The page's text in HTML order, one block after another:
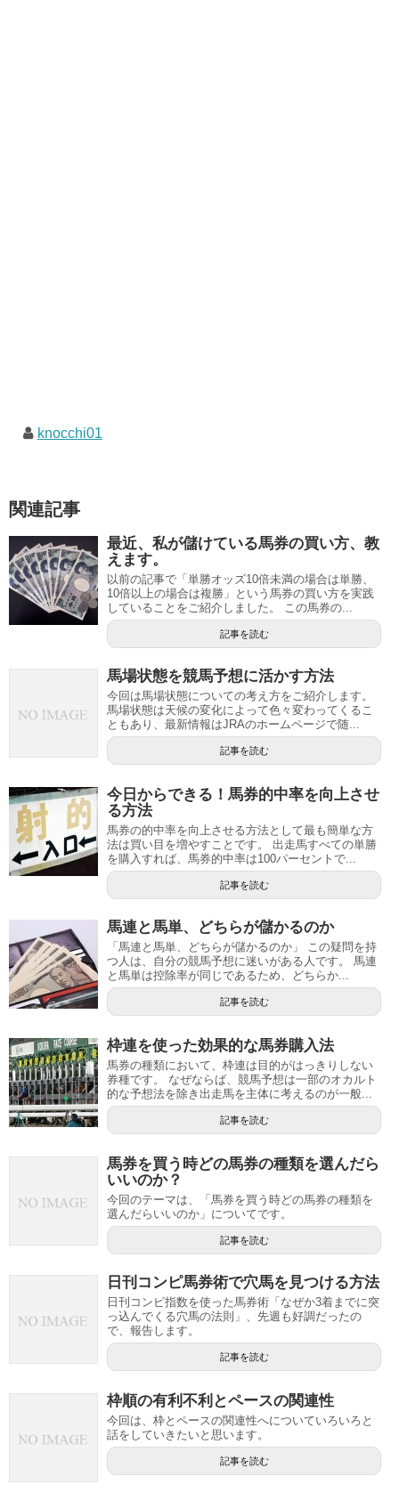
knocchi01
関連記事
最近、私が儲けている馬券の買い方、教
えます。
以前の記事で「単勝オッズ10倍未満の場合は単勝、
10倍以上の場合は複勝」という馬券の買い方を実践
していることをご紹介しました。 この馬券の...
記事を読む
馬場状態を競馬予想に活かす方法
今回は馬場状態についての考え方をご紹介します。
馬場状態は天候の変化によって色々変わってくるこ
ともあり、最新情報はJRAのホームページで随...
記事を読む
今日からできる！馬券的中率を向上させ
る方法
馬券の的中率を向上させる方法として最も簡単な方
法は買い目を増やすことです。 出走馬すべての単勝
を購入すれば、馬券的中率は100パーセントで...
記事を読む
馬連と馬単、どちらが儲かるのか
「馬連と馬単、どちらが儲かるのか」 この疑問を持
つ人は、自分の競馬予想に迷いがある人です。 馬連
と馬単は控除率が同じであるため、どちらか...
記事を読む
枠連を使った効果的な馬券購入法
馬券の種類において、枠連は目的がはっきりしない
券種です。 なぜならば、競馬予想は一部のオカルト
的な予想法を除き出走馬を主体に考えるのが一般...
記事を読む
馬券を買う時 どの馬券の種類を選んだら
いいのか？
今回のテーマは、「馬券を買う時どの馬券の種類を
選んだらいいのか」についてです。
記事を読む
日刊コンピ馬券術で穴馬を見つける方法
日刊コンビ指数を使った馬券術「なぜか3着までに突
っ込んでくる穴馬の法則」、先週も好調だったの
で、報告します。
記事を読む
枠順の有利不利とペースの関連性
今回は、枠とペースの関連性へについていろいろと
話をしていきたいと思います。
記事を読む